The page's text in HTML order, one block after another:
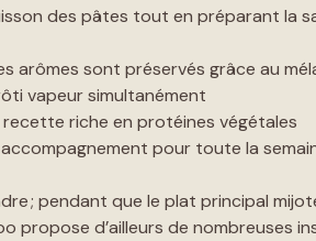
des pâtes tout en préparant la
arômes sont préservés grâce au
vapeur simultanément
recette riche en protéines végétales
pour toute la
; pendant que le plat principal
propose d’ailleurs de nombreuses